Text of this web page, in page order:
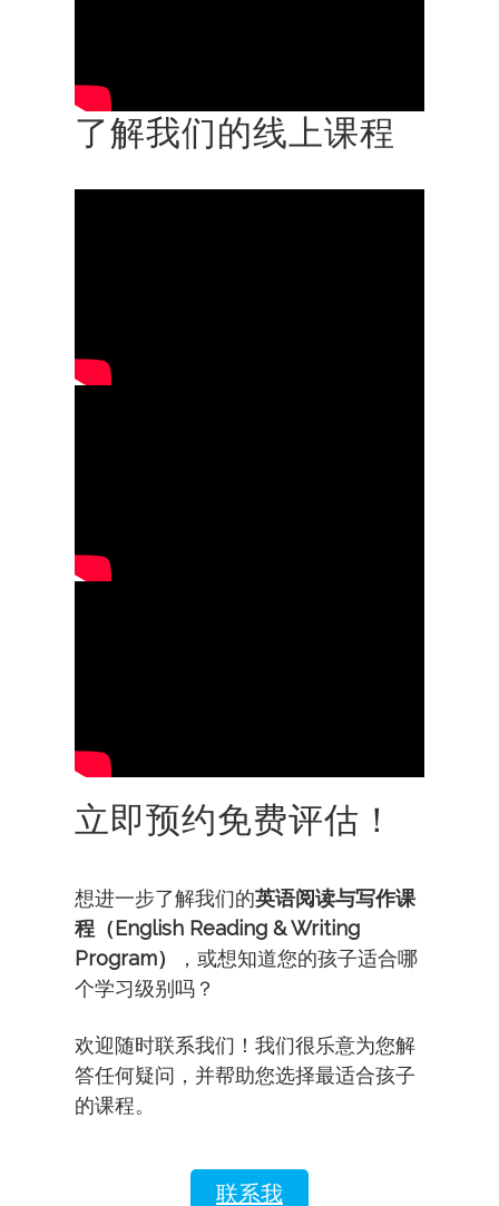
了解我们的线上课程
立即预约免费评估！
想进一步了解我们的英语阅读与写作课
程（English Reading & Writing
Program）
，或想知道您的孩子适合哪
个学习级别吗？
欢迎随时联系我们！我们很乐意为您解
答任何疑问，并帮助您选择最适合孩子
的课程。
联系我